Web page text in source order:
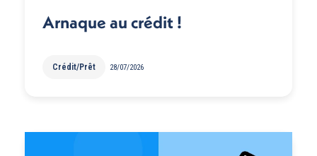
Arnaque au crédit !
Crédit/Prêt 28/07/2026